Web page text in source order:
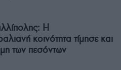
Η
κοινότητα τίμησε και
των πεσόντων